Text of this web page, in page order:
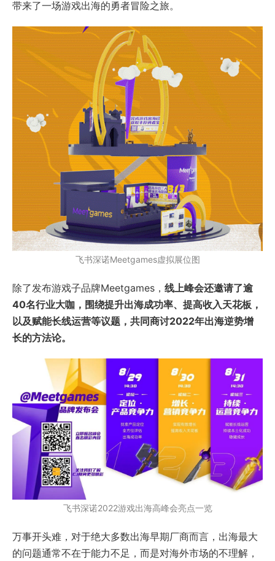
带来了一场游戏出海的勇者冒险之旅。
飞书深诺Meetgames虚拟展位图
除了发布游戏子品牌Meetgames， 线上峰会还邀请了逾
40名行业大咖，围绕提升出海成功率、提高收入天花板，
以及赋能长线运营等议题，共同商讨2022年出海逆势增
长的方法论。
飞书深诺2022游戏出海高峰会亮点一览
万事开头难，对于绝大多数出海早期厂商而言，出海最大
的问题通常不在于能力不足，而是对海外市场的不理解，